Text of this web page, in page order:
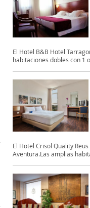
El Hotel B&B Hotel
habitaciones dobles con 1
El Hotel Crisol Quality
Aventura.Las amplias